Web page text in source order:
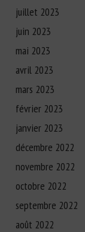
juillet 2023
juin 2023
mai 2023
avril 2023
mars 2023
février 2023
janvier 2023
décembre 2022
novembre 2022
octobre 2022
septembre 2022
août 2022